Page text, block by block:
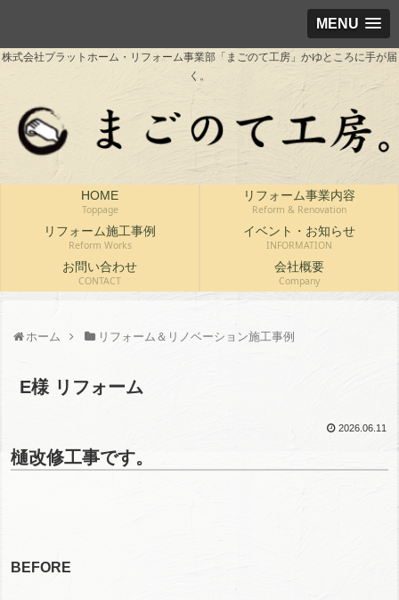
MENU
株式会社プラットホーム・リフォーム事業部「まごのて工房」かゆところに手が届
く。
HOME
Toppage
リフォーム事業内容
Reform & Renovation
リフォーム施工事例
Reform Works
イベント・お知らせ
INFORMATION
お問い合わせ
CONTACT
会社概要
Company
ホーム リフォーム＆リノベーション施工事例
E様 リフォーム
2026.06.11
樋改修工事です。
BEFORE